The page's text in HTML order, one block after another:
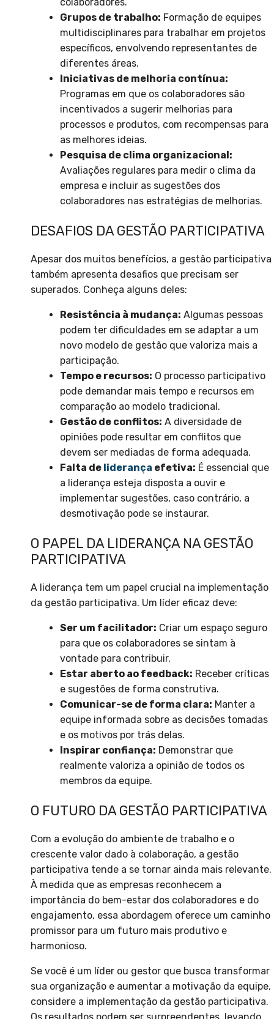
Grupos de trabalho: Formação de equipes
multidisciplinares para trabalhar em projetos
específicos, envolvendo representantes de
diferentes áreas.
Iniciativas de melhoria contínua:
Programas em que os colaboradores são
incentivados a sugerir melhorias para
processos e produtos, com recompensas para
as melhores ideias.
Pesquisa de clima organizacional:
Avaliações regulares para medir o clima da
empresa e incluir as sugestões dos
colaboradores nas estratégias de melhorias.
DESAFIOS DA GESTÃO PARTICIPATIVA
Apesar dos muitos benefícios, a gestão participativa
também apresenta desafios que precisam ser
superados. Conheça alguns deles:
Resistência à mudança: Algumas pessoas
podem ter dificuldades em se adaptar a um
novo modelo de gestão que valoriza mais a
participação.
Tempo e recursos: O processo participativo
pode demandar mais tempo e recursos em
comparação ao modelo tradicional.
Gestão de conflitos: A diversidade de
opiniões pode resultar em conflitos que
devem ser mediadas de forma adequada.
Falta de liderança efetiva: É essencial que
a liderança esteja disposta a ouvir e
implementar sugestões, caso contrário, a
desmotivação pode se instaurar.
O PAPEL DA LIDERANÇA NA GESTÃO
PARTICIPATIVA
A liderança tem um papel crucial na implementação
da gestão participativa. Um líder eficaz deve:
Ser um facilitador: Criar um espaço seguro
para que os colaboradores se sintam à
vontade para contribuir.
Estar aberto ao feedback: Receber críticas
e sugestões de forma construtiva.
Comunicar-se de forma clara: Manter a
equipe informada sobre as decisões tomadas
e os motivos por trás delas.
Inspirar confiança: Demonstrar que
realmente valoriza a opinião de todos os
membros da equipe.
O FUTURO DA GESTÃO PARTICIPATIVA
Com a evolução do ambiente de trabalho e o
crescente valor dado à colaboração, a gestão
participativa tende a se tornar ainda mais relevante.
À medida que as empresas reconhecem a
importância do bem-estar dos colaboradores e do
engajamento, essa abordagem oferece um caminho
promissor para um futuro mais produtivo e
harmonioso.
Se você é um líder ou gestor que busca transformar
sua organização e aumentar a motivação da equipe,
considere a implementação da gestão participativa.